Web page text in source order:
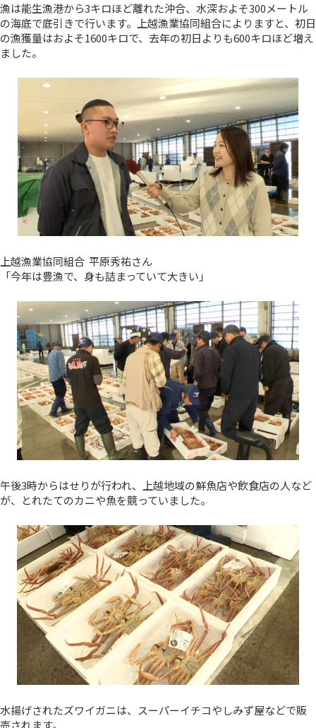
漁は能生漁港から3キロほど離れた沖合、水深およそ300メートル
の海底で底引きで行います。上越漁業協同組合によりますと、初日
の漁獲量はおよそ1600キロで、去年の初日よりも600キロほど増え
ました。
上越漁業協同組合 平原秀祐さん
「今年は豊漁で、身も詰まっていて大きい」
午後3時からはせりが行われ、上越地域の鮮魚店や飲食店の人など
が、とれたてのカニや魚を競っていました。
水揚げされたズワイガニは、スーパーイチコやしみず屋などで販
売されます。